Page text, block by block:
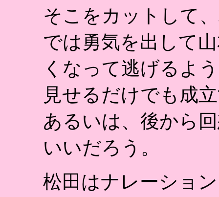
そこをカットして
では勇気を出して
くなって逃げるよ
見せるだけでも成
あるいは、後から
いいだろう。
松田はナレーショ